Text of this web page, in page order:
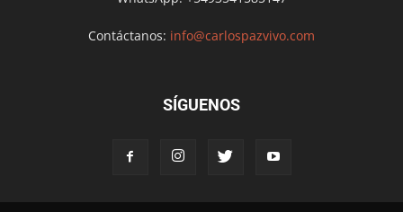
Contáctanos: info@carlospazvivo.com
SÍGUENOS